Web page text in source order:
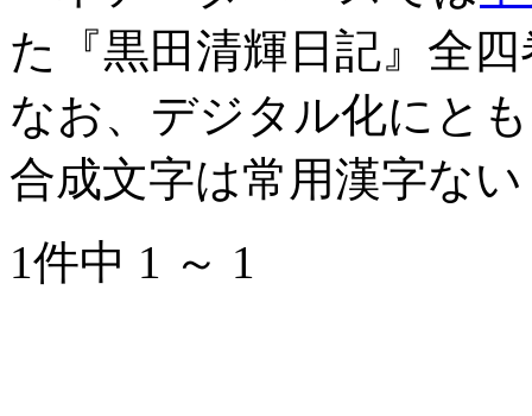
た『黒田清輝日記』全
なお、デジタル化にと
合成文字は常用漢字な
1件中 1 ～ 1